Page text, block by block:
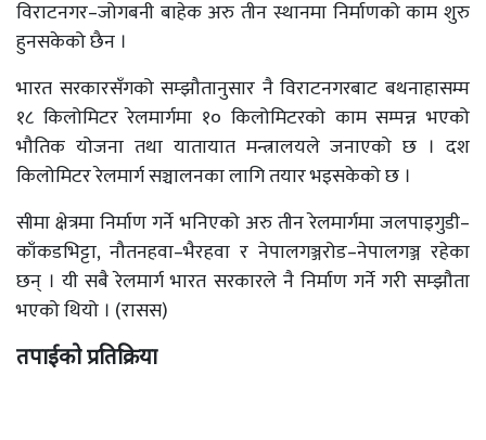
विराटनगर–जोगबनी बाहेक अरु तीन स्थानमा निर्माणको काम शुरु
हुनसकेको छैन ।
भारत सरकारसँगको सम्झौतानुसार नै विराटनगरबाट बथनाहासम्म
१८ किलोमिटर रेलमार्गमा १० किलोमिटरको काम सम्पन्न भएको
भौतिक योजना तथा यातायात मन्त्रालयले जनाएको छ । दश
किलोमिटर रेलमार्ग सञ्चालनका लागि तयार भइसकेको छ ।
सीमा क्षेत्रमा निर्माण गर्ने भनिएको अरु तीन रेलमार्गमा जलपाइगुडी–
काँकडभिट्टा, नौतनहवा–भैरहवा र नेपालगञ्जरोड–नेपालगञ्ज रहेका
छन् । यी सबै रेलमार्ग भारत सरकारले नै निर्माण गर्ने गरी सम्झौता
भएको थियो । (रासस)
तपाईको प्रतिक्रिया